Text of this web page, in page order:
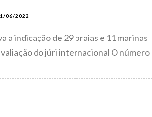
06/2022
a indicação de 29 praias e 11 marinas
do júri internacional O número